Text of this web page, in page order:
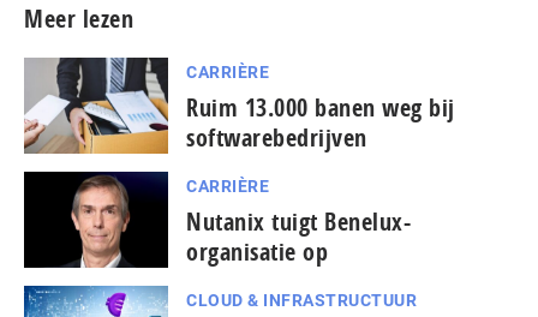
Meer lezen
CARRIÈRE
Ruim 13.000 banen weg bij
softwarebedrijven
CARRIÈRE
Nutanix tuigt Benelux-
organisatie op
CLOUD & INFRASTRUCTUUR